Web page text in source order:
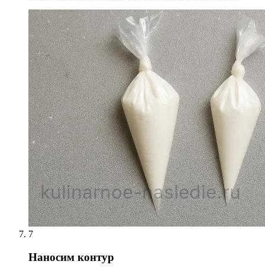
7
Наносим контур